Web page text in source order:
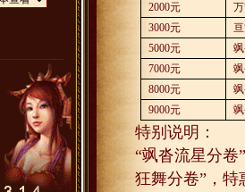
2000元
3000元
5000元
7000元
8000元
9000元
特别说明：
“飒沓流星分卷
狂舞分卷”，特